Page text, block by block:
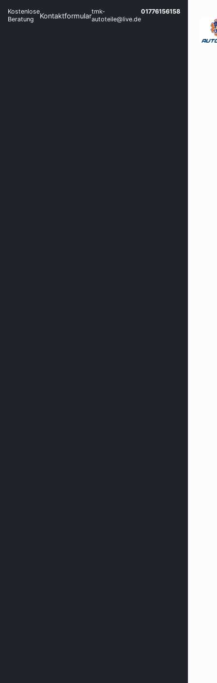
Kostenlose
Beratung
Kontaktformulartmk-
autoteile@live.de
01776156158